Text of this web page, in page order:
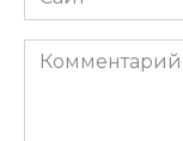
Комментарий